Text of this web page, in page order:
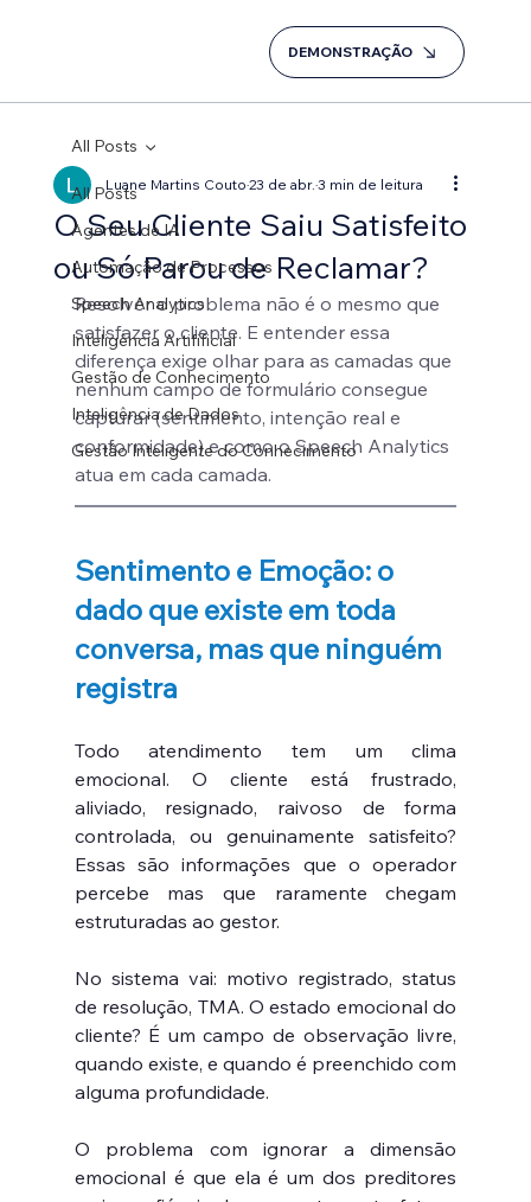
DEMONSTRAÇÃO
All Posts
Agentes de IA
Automação de Processos
Speech Analytics
Inteligência Artifificial
Gestão de Conhecimento
Inteligência de Dados
Gestão Inteligente do Conhecimento
All Posts
O Seu Cliente Saiu Satisfeito
ou Só Parou de Reclamar?
Luane Martins Couto23 de abr.3 min de leitura
Resolver o problema não é o mesmo que
satisfazer o cliente. E entender essa
diferença exige olhar para as camadas que
nenhum campo de formulário consegue
capturar (sentimento, intenção real e
conformidade) e como o Speech Analytics
atua em cada camada.
Sentimento e Emoção: o
dado que existe em toda
conversa, mas que ninguém
registra
Todo atendimento tem um clima
emocional. O cliente está frustrado,
aliviado, resignado, raivoso de forma
controlada, ou genuinamente satisfeito?
Essas são informações que o operador
percebe mas que raramente chegam
estruturadas ao gestor.
No sistema vai: motivo registrado, status
de resolução, TMA. O estado emocional do
cliente? É um campo de observação livre,
quando existe, e quando é preenchido com
alguma profundidade.
O problema com ignorar a dimensão
emocional é que ela é um dos preditores